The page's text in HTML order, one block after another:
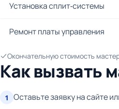
Установка сплит-системы
Ремонт платы управления
Окончательную стоимость
Как вызвать
1 Оставьте заявку на сайте